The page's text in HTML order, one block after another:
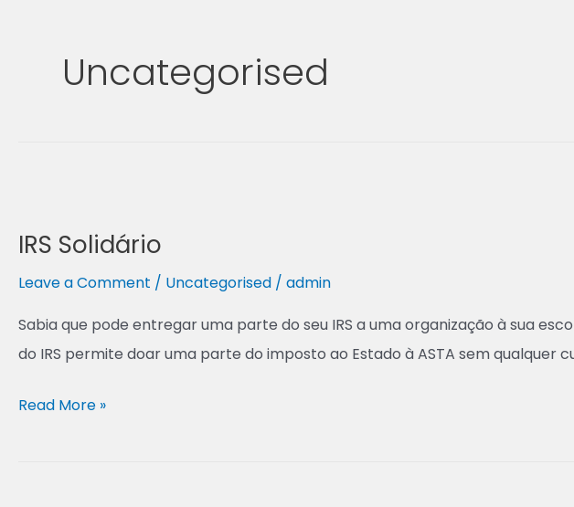
Uncategorised
IRS Solidário
Leave a Comment / Uncategorised / admin
Sabia que pode entregar uma parte do seu IRS a uma organização à sua
do IRS permite doar uma parte do imposto ao Estado à ASTA sem
Read More »